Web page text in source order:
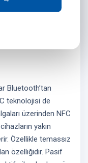
Bluetooth’tan
teknolojisi de
üzerinden NFC
yakın
Özellikle temassız
özelliğidir. Pasif